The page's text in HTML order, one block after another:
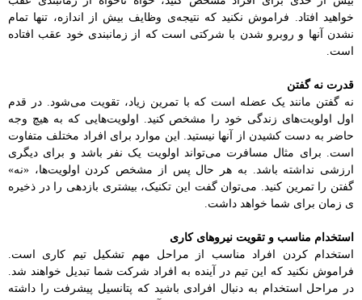
خواهید افتاد. فراموش نکنید که نتیجه‌ی وظایف بیش از اندازه، تنها تمام
نشدن آنها و روبرو شدن با شرکتی است که از زمانبندی خود عقب افتاده
است.
قدرت نه گفتن
نه گفتن مانند یک عضله است که با تمرین زیاد، تقویت می‌شود. در قدم
اول اولویت‌های زندگی خود را مشخص کنید. اولویت‌هایی که به هیچ وجه
حاضر به دست کشیدن از آنها نیستید. این موارد برای افراد مختلف متفاوت
است. برای مثال مسافرت می‌تواند اولویت یک نفر باشد و برای دیگری
ارزشی نداشته باشد. به هر حال پس از مشخص کردن اولویت‌ها، «نه»
گفتن را تمرین کنید. می‌توان گفت این تکنیک، بیشتری بازدهی را در ذخیره
ی زمان برای شما خواهد داشت.
استخدام مناسب و تقویت نیروهای کاری
استخدام کردن افراد مناسب از مراحل مهم تشکیل تیم کاری است.
فراموش نکنید که این تیم در آینده به افراد شرکت شما تبدیل خواهند شد.
در مراحل استخدام به دنبال افرادی باشید که پتانسیل پیشرفت را داشته